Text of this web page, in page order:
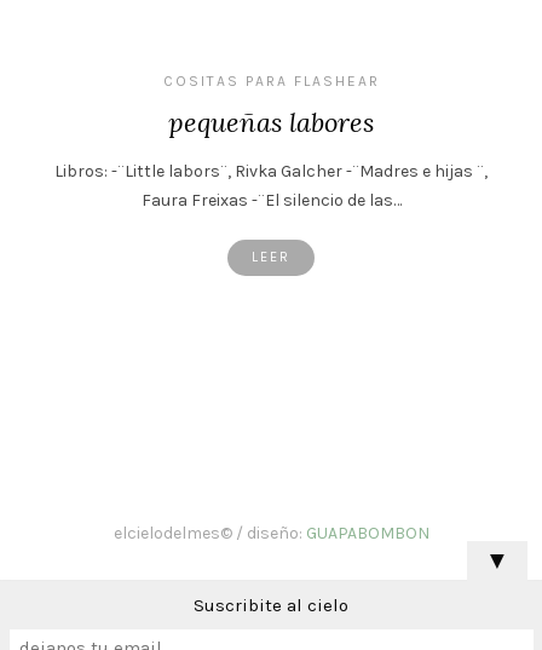
COSITAS PARA FLASHEAR
pequeñas labores
Libros: -¨Little labors¨, Rivka Galcher -¨Madres e hijas ¨,
Faura Freixas -¨El silencio de las…
LEER
elcielodelmes© / diseño: GUAPABOMBON
▼
Suscribite al cielo